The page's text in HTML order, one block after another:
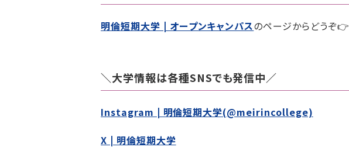
明倫短期大学 | オープンキャンパスのページからどうぞ👉
＼大学情報は各種SNSでも発信中／
Instagram | 明倫短期大学(@meirincollege)
X | 明倫短期大学